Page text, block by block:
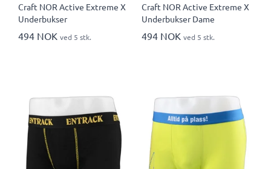
Craft NOR Active Extreme X
Underbukser
494 NOK ved 5 stk.
Craft NOR Active Extreme X
Underbukser Dame
494 NOK ved 5 stk.